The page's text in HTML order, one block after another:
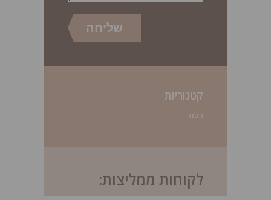
קטגוריות
בלוג
לקוחות ממליצות: